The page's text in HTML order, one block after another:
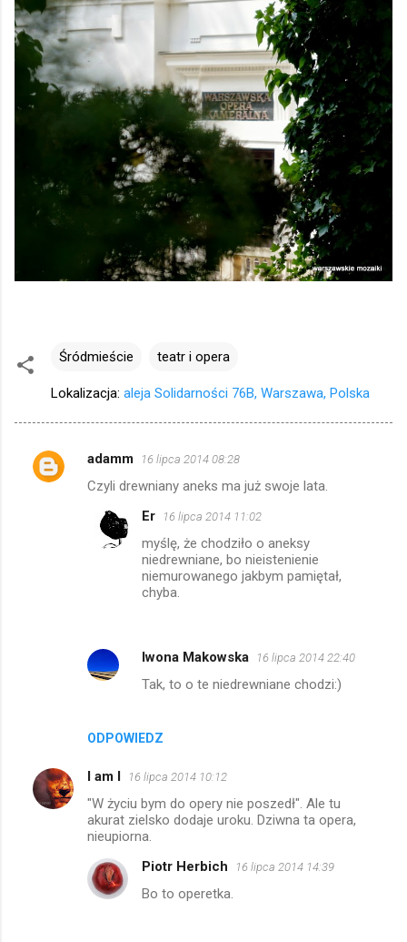
Śródmieście teatr i opera
Lokalizacja: aleja Solidarności 76B, Warszawa, Polska
K
adamm 16 lipca 2014 08:28
Czyli drewniany aneks ma już swoje lata.
ODPOWIEDZ
Er 16 lipca 2014 11:02
myślę, że chodziło o aneksy
niedrewniane, bo nieistenienie
niemurowanego jakbym pamiętał,
chyba.
Iwona Makowska 16 lipca 2014 22:40
Tak, to o te niedrewniane chodzi:)
I am I 16 lipca 2014 10:12
"W życiu bym do opery nie poszedł". Ale tu
akurat zielsko dodaje uroku. Dziwna ta opera,
nieupiorna.
Piotr Herbich 16 lipca 2014 14:39
Bo to operetka.